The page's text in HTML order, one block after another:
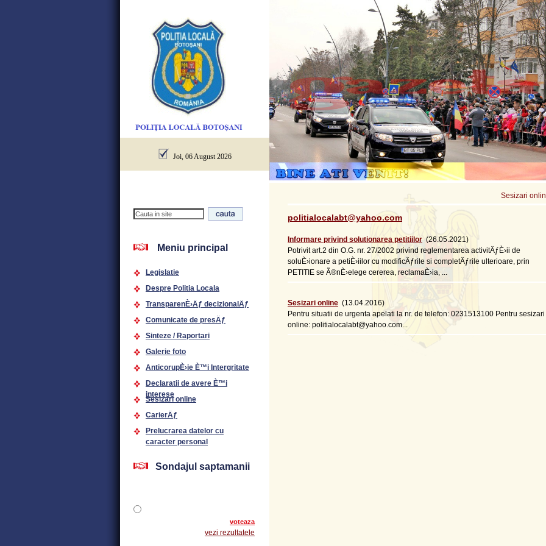
Joi, 06 August 2026
Sesizari
politialocalabt@yahoo.com
Informare privind solutionarea petitiilor (26.05.2021)
Potrivit art.2 din O.G. nr. 27/2002 privind reglementarea activitÄƒÈ›ii de
soluÈ›ionare a petiÈ›iilor cu modificÄƒrile si completÄƒrile ulterioare, prin
PETITIE se Ã®nÈ›elege cererea, reclamaÈ›ia, ...
Sesizari online (13.04.2016)
Pentru situatii de urgenta apelati la nr. de telefon: 0231513100 Pentru sesizari
online: politialocalabt@yahoo.com...
Meniu principal
Legislatie
Despre Politia Locala
TransparenÈ›Äƒ decizionalÄƒ
Comunicate de presÄƒ
Sinteze / Raportari
Galerie foto
AnticorupÈ›ie È™i Intergritate
Declaratii de avere È™i
interese
Sesizari online
CarierÄƒ
Prelucrarea datelor cu
caracter personal
Sondajul saptamanii
voteaza
vezi rezultatele